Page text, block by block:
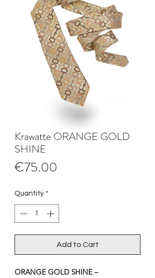
Krawatte ORANGE GOLD
SHINE
€75.00
Quantity *
Add to Cart
ORANGE GOLD SHINE –